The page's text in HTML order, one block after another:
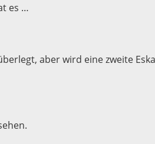
es …
aber wird eine zweite